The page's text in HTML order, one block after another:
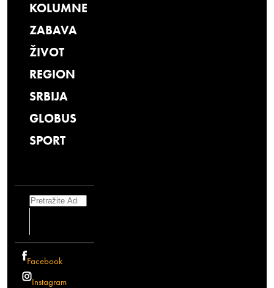
KOLUMNE
ZABAVA
ŽIVOT
REGION
SRBIJA
GLOBUS
SPORT
Search
Facebook
Instagram